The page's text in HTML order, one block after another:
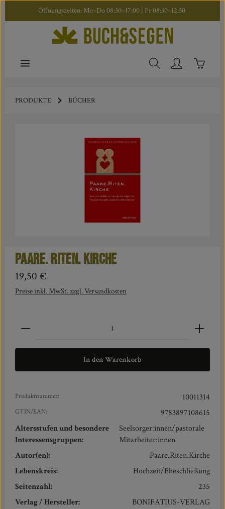
Zum Hauptinhalt springen
Öffnungszeiten: Mo–Do 08:30–17:00 | Fr 08:30–12:30
PRODUKTE BÜCHER
Paare. Riten. Kirche
Regulärer Preis:
19,50 €
Preise inkl. MwSt. zzgl. Versandkosten
Produkt Anzahl: Gib den gewünschten Wert ein oder
In den Warenkorb
Produktnummer: 10011314
GTIN/EAN:
9783897108615
Altersstufen und besondere
Interessensgruppen:
Seelsorger:innen/pastorale
Mitarbeiter:innen
Autor(en):
Paare.Riten.Kirche
Lebenskreis:
Hochzeit/Eheschließung
Seitenzahl:
235
Verlag / Hersteller:
BONIFATIUS-VERLAG